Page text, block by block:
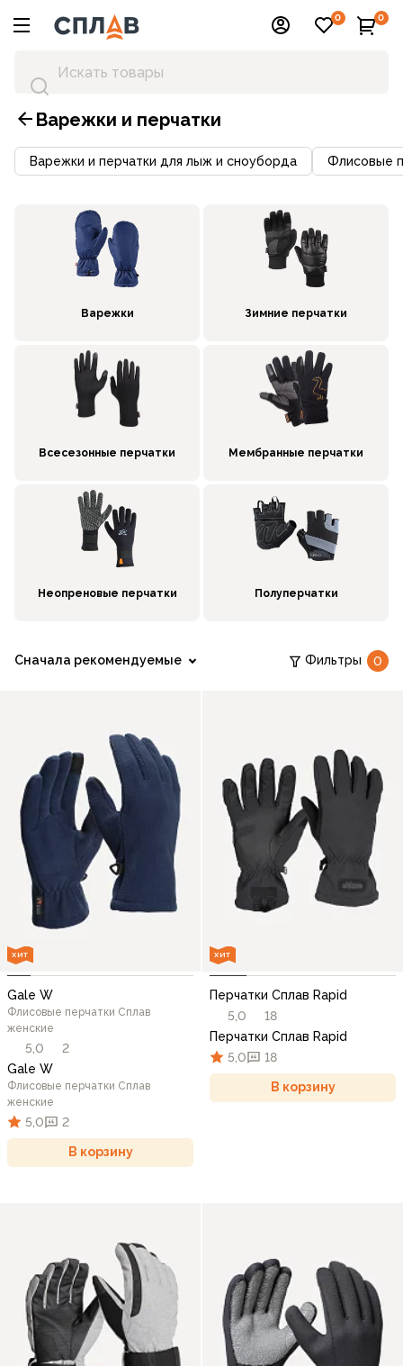
0 0
Варежки и перчатки
Варежки и перчатки для лыж и сноуборда Флисовые
Варежки Зимние перчатки
Всесезонные перчатки Мембранные перчатки
Неопреновые перчатки Полуперчатки
Сначала рекомендуемые Фильтры 0
ХИТ
Gale W
Флисовые перчатки Сплав
женские
5,0
2
Gale W
Флисовые перчатки Сплав
женские
5,0 2
В корзину
ХИТ
Перчатки Сплав Rapid
5,0
18
Перчатки Сплав Rapid
5,0
18
В корзину